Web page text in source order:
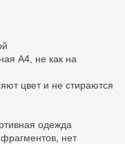
A4, не как на
цвет и не стираются
одежда
нет